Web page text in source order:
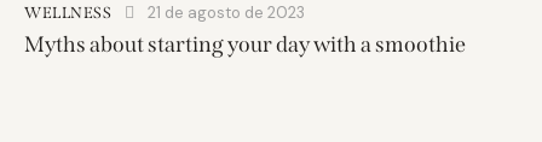
WELLNESS 21 de agosto de 2023
Myths about starting your day with a smoothie